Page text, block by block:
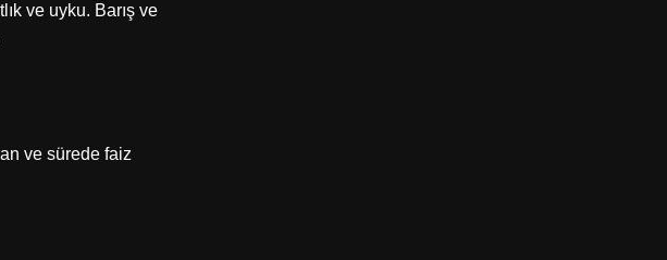
ve uyku. Barış ve
ve sürede faiz